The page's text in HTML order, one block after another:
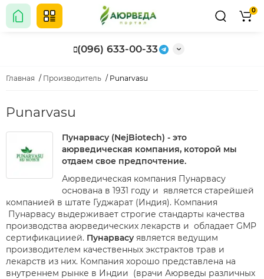
(096) 633-00-33
0
Главная Производитель Punarvasu
Punarvasu
Пунарвасу (NejBiotech) - это
аюрведическая компания, которой мы
отдаем свое предпочтение.
Аюрведическая компания Пунарвасу
основана в 1931 году и является старейшей
компанией в штате Гуджарат (Индия). Компания
Пунарвасу выдерживает строгие стандарты качества
производства аюрведических лекарств и обладает GMP
сертификациией. Пунарвасу является ведущим
производителем качественных экстрактов трав и
лекарств из них. Компания хорошо представлена на
внутреннем рынке в Индии (врачи Аюрведы различных